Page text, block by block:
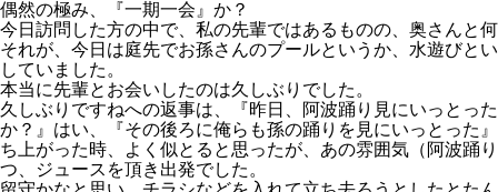
偶然の極み、『一期一会』か？
今日訪問した方の中で、私の先輩ではあるものの、奥さんと
それが、今日は庭先でお孫さんのプールというか、水遊びと
していました。
本当に先輩とお会いしたのは久しぶりでした。
久しぶりですねへの返事は、『昨日、阿波踊り見にいっとっ
か？』はい、『その後ろに俺らも孫の踊りを見にいっとった
ち上がった時、よく似とると思ったが、あの雰囲気（阿波踊
つ、ジュースを頂き出発でした。